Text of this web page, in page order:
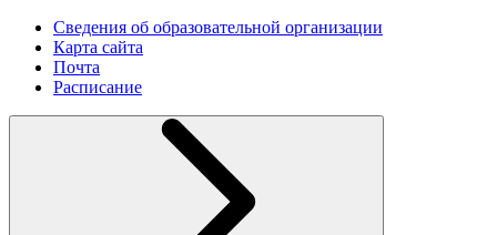
Сведения об образовательной организации
Карта сайта
Почта
Расписание